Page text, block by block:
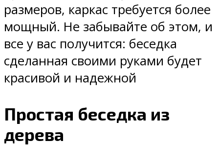
размеров, каркас требуется более
мощный. Не забывайте об этом, и
все у вас получится: беседка
сделанная своими руками будет
красивой и надежной
Простая беседка из
дерева